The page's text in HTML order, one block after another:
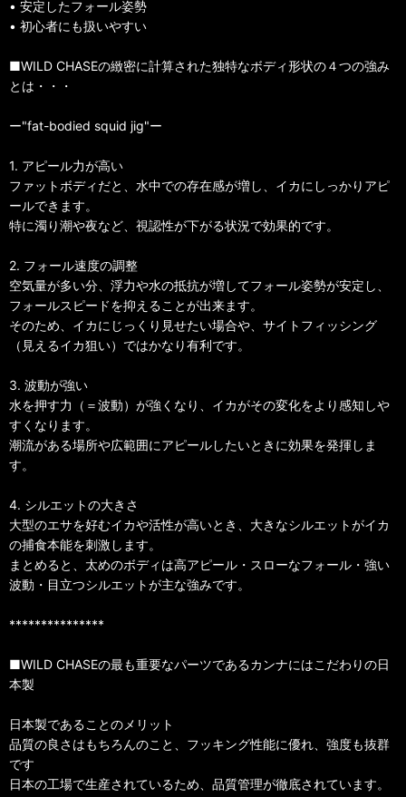
• 安定したフォール姿勢
• 初心者にも扱いやすい
■WILD CHASEの緻密に計算された独特なボディ形状の４つの強み
とは・・・
ー"fat-bodied squid jig"ー
1. アピール力が高い
ファットボディだと、水中での存在感が増し、イカにしっかりアピ
ールできます。
特に濁り潮や夜など、視認性が下がる状況で効果的です。
2. フォール速度の調整
空気量が多い分、浮力や水の抵抗が増してフォール姿勢が安定し、
フォールスピードを抑えることが出来ます。
そのため、イカにじっくり見せたい場合や、サイトフィッシング
（見えるイカ狙い）ではかなり有利です。
3. 波動が強い
水を押す力（＝波動）が強くなり、イカがその変化をより感知しや
すくなります。
潮流がある場所や広範囲にアピールしたいときに効果を発揮しま
す。
4. シルエットの大きさ
大型のエサを好むイカや活性が高いとき、大きなシルエットがイカ
の捕食本能を刺激します。
まとめると、太めのボディは高アピール・スローなフォール・強い
波動・目立つシルエットが主な強みです。
***************
■WILD CHASEの最も重要なパーツであるカンナにはこだわりの日
本製
日本製であることのメリット
品質の良さはもちろんのこと、フッキング性能に優れ、強度も抜群
です
日本の工場で生産されているため、品質管理が徹底されています。